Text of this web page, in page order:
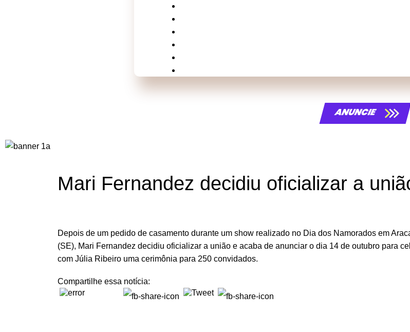
ANUNCIE
Mari Fernandez decidiu oficializar a
Depois de um pedido de casamento durante um show realizado no Dia dos Namorados em
(SE), Mari Fernandez decidiu oficializar a união e acaba de anunciar o dia 14 de outubro para
com Júlia Ribeiro uma cerimônia para 250 convidados.
Compartilhe essa notícia: